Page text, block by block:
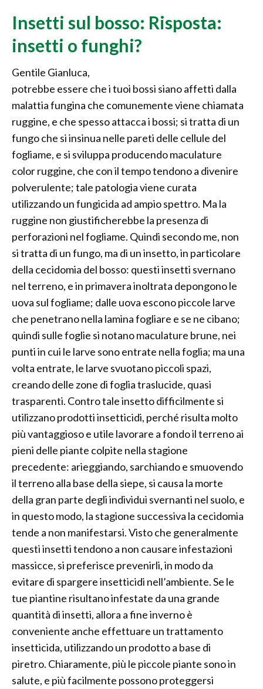
Insetti sul bosso: Risposta:
insetti o funghi?
Gentile Gianluca,
potrebbe essere che i tuoi bossi siano affetti dalla
malattia fungina che comunemente viene chiamata
ruggine, e che spesso attacca i bossi; si tratta di un
fungo che si insinua nelle pareti delle cellule del
fogliame, e si sviluppa producendo maculature
color ruggine, che con il tempo tendono a divenire
polverulente; tale patologia viene curata
utilizzando un fungicida ad ampio spettro. Ma la
ruggine non giustificherebbe la presenza di
perforazioni nel fogliame. Quindi secondo me, non
si tratta di un fungo, ma di un insetto, in particolare
della cecidomia del bosso: questi insetti svernano
nel terreno, e in primavera inoltrata depongono le
uova sul fogliame; dalle uova escono piccole larve
che penetrano nella lamina fogliare e se ne cibano;
quindi sulle foglie si notano maculature brune, nei
punti in cui le larve sono entrate nella foglia; ma una
volta entrate, le larve svuotano piccoli spazi,
creando delle zone di foglia traslucide, quasi
trasparenti. Contro tale insetto difficilmente si
utilizzano prodotti insetticidi, perché risulta molto
più vantaggioso e utile lavorare a fondo il terreno ai
pieni delle piante colpite nella stagione
precedente: arieggiando, sarchiando e smuovendo
il terreno alla base della siepe, si causa la morte
della gran parte degli individui svernanti nel suolo, e
in questo modo, la stagione successiva la cecidomia
tende a non manifestarsi. Visto che generalmente
questi insetti tendono a non causare infestazioni
massicce, si preferisce prevenirli, in modo da
evitare di spargere insetticidi nell’ambiente. Se le
tue piantine risultano infestate da una grande
quantità di insetti, allora a fine inverno è
conveniente anche effettuare un trattamento
insetticida, utilizzando un prodotto a base di
piretro. Chiaramente, più le piccole piante sono in
salute, e più facilmente possono proteggersi